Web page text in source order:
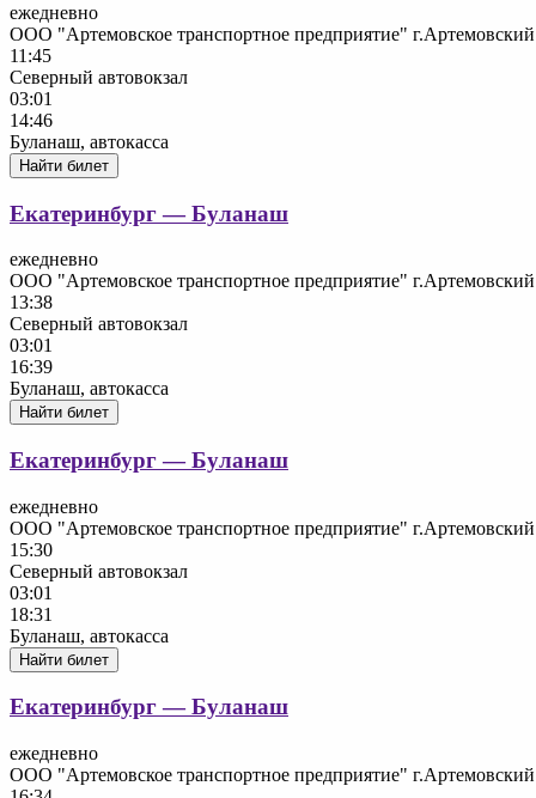
ежедневно
ООО "Артемовское транспортное предприятие" г.Артемовский
11:45
Северный автовокзал
03:01
14:46
Буланаш, автокасса
Найти билет
Екатеринбург — Буланаш
ежедневно
ООО "Артемовское транспортное предприятие" г.Артемовский
13:38
Северный автовокзал
03:01
16:39
Буланаш, автокасса
Найти билет
Екатеринбург — Буланаш
ежедневно
ООО "Артемовское транспортное предприятие" г.Артемовский
15:30
Северный автовокзал
03:01
18:31
Буланаш, автокасса
Найти билет
Екатеринбург — Буланаш
ежедневно
ООО "Артемовское транспортное предприятие" г.Артемовский